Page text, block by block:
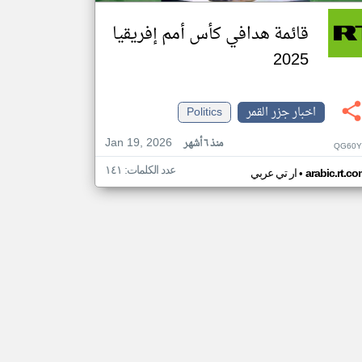
قائمة هدافي كأس أمم إفريقيا
2025
اخبار جزر القمر
Politics
Jan 19, 2026
منذ ٦ أشهر
ار تي عربي• عدد الكلمات: ١٤١